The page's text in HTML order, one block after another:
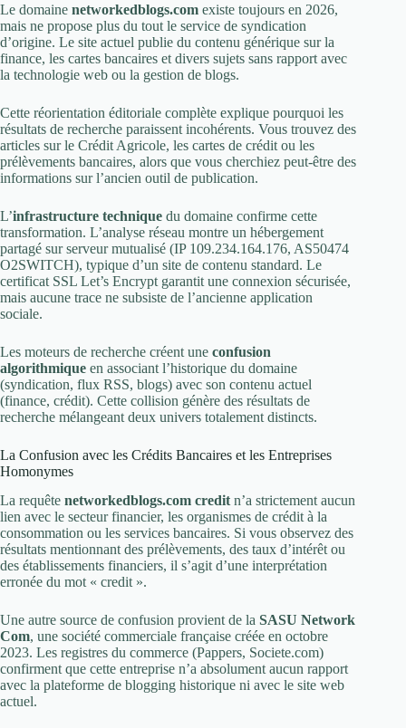
Le domaine networkedblogs.com existe toujours en 2026,
mais ne propose plus du tout le service de syndication
d’origine. Le site actuel publie du contenu générique sur la
finance, les cartes bancaires et divers sujets sans rapport avec
la technologie web ou la gestion de blogs.
Cette réorientation éditoriale complète explique pourquoi les
résultats de recherche paraissent incohérents. Vous trouvez des
articles sur le Crédit Agricole, les cartes de crédit ou les
prélèvements bancaires, alors que vous cherchiez peut-être des
informations sur l’ancien outil de publication.
L’infrastructure technique du domaine confirme cette
transformation. L’analyse réseau montre un hébergement
partagé sur serveur mutualisé (IP 109.234.164.176, AS50474
O2SWITCH), typique d’un site de contenu standard. Le
certificat SSL Let’s Encrypt garantit une connexion sécurisée,
mais aucune trace ne subsiste de l’ancienne application
sociale.
Les moteurs de recherche créent une confusion
algorithmique en associant l’historique du domaine
(syndication, flux RSS, blogs) avec son contenu actuel
(finance, crédit). Cette collision génère des résultats de
recherche mélangeant deux univers totalement distincts.
La Confusion avec les Crédits Bancaires et les Entreprises
Homonymes
La requête networkedblogs.com creditn’a strictement aucun
lien avec le secteur financier, les organismes de crédit à la
consommation ou les services bancaires. Si vous observez des
résultats mentionnant des prélèvements, des taux d’intérêt ou
des établissements financiers, il s’agit d’une interprétation
erronée du mot « credit ».
Une autre source de confusion provient de la SASU Network
Com, une société commerciale française créée en octobre
2023. Les registres du commerce (Pappers, Societe.com)
confirment que cette entreprise n’a absolument aucun rapport
avec la plateforme de blogging historique ni avec le site web
actuel.